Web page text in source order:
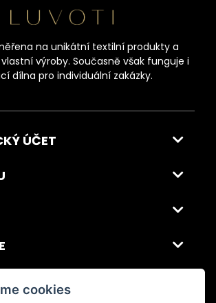
na unikátní textilní produkty a
výroby. Současně však funguje i
dílna pro individuální zakázky.
ÚČET
PLATBA
cookies